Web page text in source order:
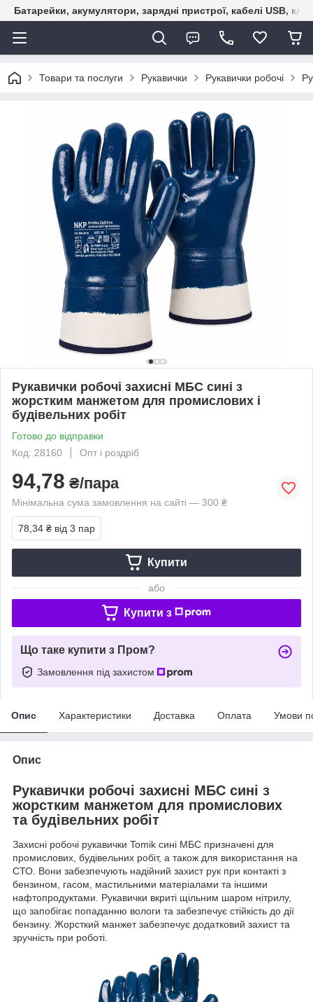
Батарейки, акумулятори, зарядні пристрої, кабелі USB,
Товари та послуги Рукавички Рукавички робочі
Рукавички робочі захисні МБС сині з
жорстким манжетом для промислових і
будівельних робіт
Готово до відправки
Код: 28160
Опт і роздріб
94,78 ₴/пара
Мінімальна сума замовлення на сайті — 300 ₴
78,34 ₴ від 3 пар
Купити
або
Купити з
Що таке купити з Пром?
Замовлення під захистом
Опис Характеристики Доставка Оплата Умови
Опис
Рукавички робочі захисні МБС сині з
жорстким манжетом для промислових
та будівельних робіт
Захисні робочі рукавички Tomik сині МБС призначені для
промислових, будівельних робіт, а також для використання на
СТО. Вони забезпечують надійний захист рук при контакті з
бензином, гасом, мастильними матеріалами та іншими
нафтопродуктами. Рукавички вкриті щільним шаром нітрилу,
що запобігає попаданню вологи та забезпечує стійкість до дії
бензину. Жорсткий манжет забезпечує додатковий захист та
зручність при роботі.